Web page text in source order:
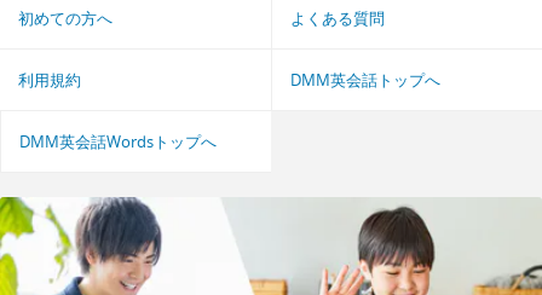
初めての方へ よくある質問
利用規約 DMM英会話トップへ
DMM英会話Wordsトップへ